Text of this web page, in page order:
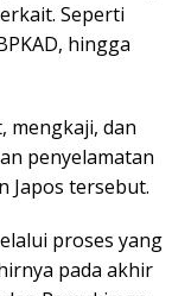
Seperti
hingga
mengkaji, dan
penyelamatan
Japos tersebut.
proses yang
pada akhir